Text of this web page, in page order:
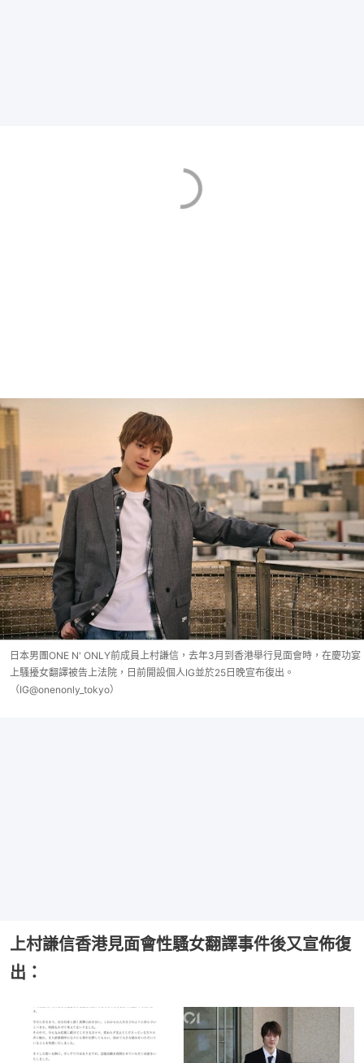
日本男團ONE N' ONLY前成員上村謙信，去年3月到香港舉行見面會時，在慶功宴
上騷擾女翻譯被告上法院，日前開設個人IG並於25日晚宣布復出。
（IG@onenonly_tokyo）
上村謙信香港見面會性騷女翻譯事件後又宣佈復
出：